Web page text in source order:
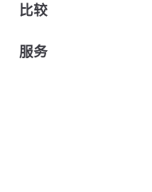
比较
服务